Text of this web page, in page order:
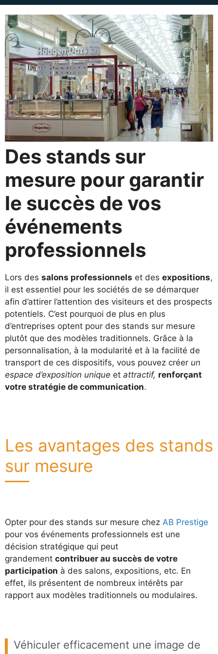
Des stands sur
mesure pour garantir
le succès de vos
événements
professionnels
Lors des salons professionnels et des expositions,
il est essentiel pour les sociétés de se démarquer
afin d’attirer l’attention des visiteurs et des prospects
potentiels. C’est pourquoi de plus en plus
d’entreprises optent pour des stands sur mesure
plutôt que des modèles traditionnels. Grâce à la
personnalisation, à la modularité et à la facilité de
transport de ces dispositifs, vous pouvez créer un
espace d’exposition unique et attractif, renforçant
votre stratégie de communication.
Les avantages des stands
sur mesure
Opter pour des stands sur mesure chez AB Prestige
pour vos événements professionnels est une
décision stratégique qui peut
grandement contribuer au succès de votre
participation à des salons, expositions, etc. En
effet, ils présentent de nombreux intérêts par
rapport aux modèles traditionnels ou modulaires.
Véhiculer efficacement une image de